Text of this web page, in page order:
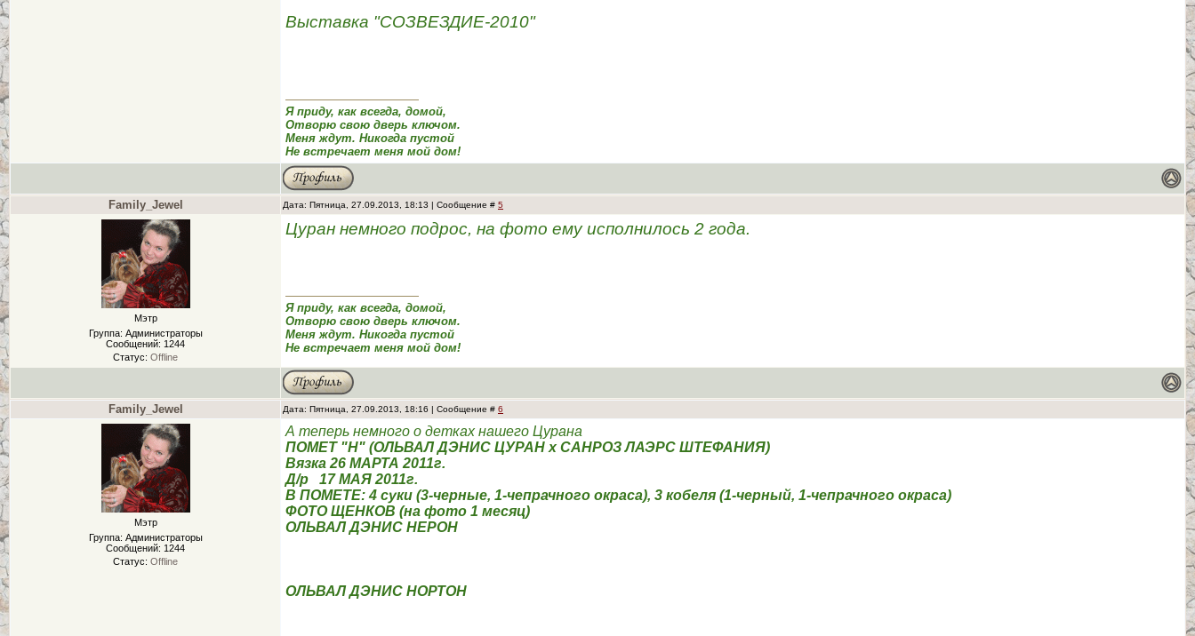
Выставка "СОЗВЕЗДИЕ-2010"
Я приду, как всегда, домой,
Отворю свою дверь ключом.
Меня ждут. Никогда пустой
Не встречает меня мой дом!
Family_Jewel Дата: Пятница, 27.09.2013, 18:13 | Сообщение # 5
Мэтр
Группа: Администраторы
Сообщений: 1244
Статус: Offline
Цуран немного подрос, на фото ему исполнилось 2 года.
Я приду, как всегда, домой,
Отворю свою дверь ключом.
Меня ждут. Никогда пустой
Не встречает меня мой дом!
Family_Jewel Дата: Пятница, 27.09.2013, 18:16 | Сообщение # 6
Мэтр
Группа: Администраторы
Сообщений: 1244
Статус: Offline
А теперь немного о детках нашего Цурана
ПОМЕТ "Н" (ОЛЬВАЛ ДЭНИС ЦУРАН х САНРОЗ ЛАЭРС ШТЕФАНИЯ)
Вязка 26 МАРТА 2011г.
Д/р 17 МАЯ 2011г.
В ПОМЕТЕ: 4 суки (3-черные, 1-чепрачного окраса), 3 кобеля (1-черный, 1-чепрачного окраса)
ФОТО ЩЕНКОВ (на фото 1 месяц)
ОЛЬВАЛ ДЭНИС НЕРОН
ОЛЬВАЛ ДЭНИС НОРТОН